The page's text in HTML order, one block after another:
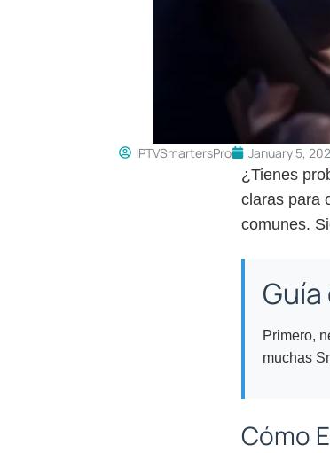
IPTVSmartersPro January 5,
¿Tienes
claras para
comunes.
Guía
Primero,
muchas
Cómo